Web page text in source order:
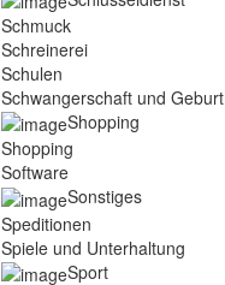
Schmuck
Schreinerei
Schulen
Schwangerschaft und Geburt
Shopping
Shopping
Software
Sonstiges
Speditionen
Spiele und Unterhaltung
Sport